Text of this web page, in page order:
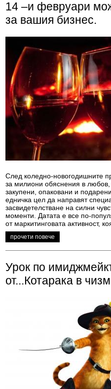
14 –и февруари
за вашия бизнес.
След коледно-новогодишните
за милиони обяснения в
закупени, опаковани и
едничка цел да направят
засвидетелстване на силни
моменти. Датата е все по-
от маркитинговата активност,
прочети повече
Урок по
от...Котарака в